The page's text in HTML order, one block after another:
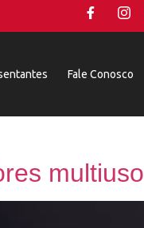
Fale Conosco
multiuso